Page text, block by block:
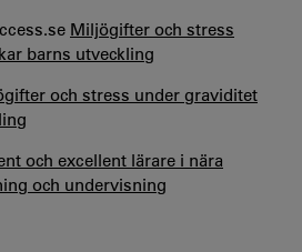
Miljögifter och stress
barns utveckling
och stress under graviditet
och excellent lärare i nära
och undervisning